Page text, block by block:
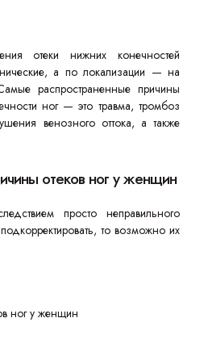
отеки нижних конечностей
а по локализации — на
распространенные причины
ног — это травма, тромбоз
венозного оттока, а также
отеков ног у женщин
просто неправильного
то возможно их